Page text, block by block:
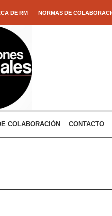
DE RM NORMAS DE
COLABORACIÓN CONTACTO